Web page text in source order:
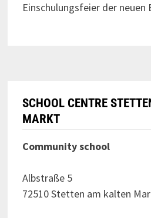
Einschulungsfeier der neuen
SCHOOL CENTRE
MARKT
Community school
Albstraße 5
72510 Stetten am kalten